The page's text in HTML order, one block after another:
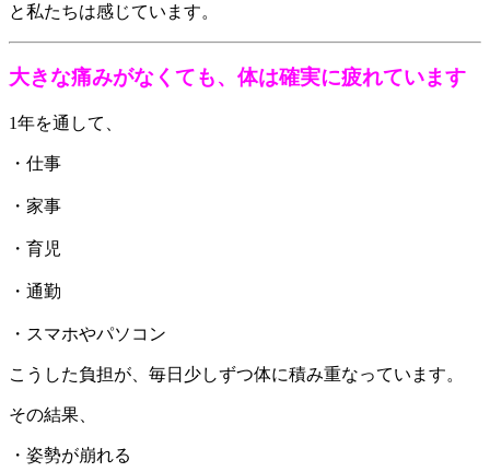
と私たちは感じています。
大きな痛みがなくても、体は確実に疲れています
1年を通して、
・仕事
・家事
・育児
・通勤
・スマホやパソコン
こうした負担が、毎日少しずつ体に積み重なっています。
その結果、
・姿勢が崩れる